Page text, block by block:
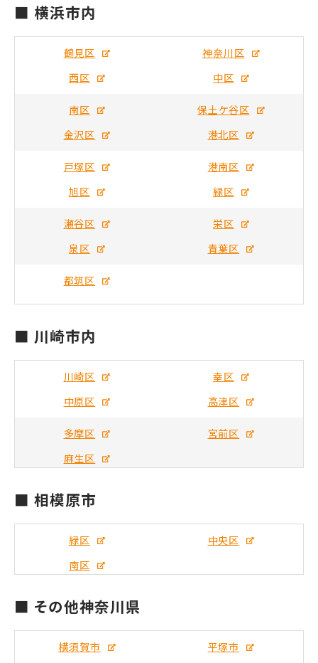
■ 横浜市内
鶴見区
神奈川区
西区
中区
南区
保土ケ谷区
金沢区
港北区
戸塚区
港南区
旭区
緑区
瀬谷区
栄区
泉区
青葉区
都筑区
■ 川崎市内
川崎区
幸区
中原区
高津区
多摩区
宮前区
麻生区
■ 相模原市
緑区
中央区
南区
■ その他神奈川県
横須賀市
平塚市